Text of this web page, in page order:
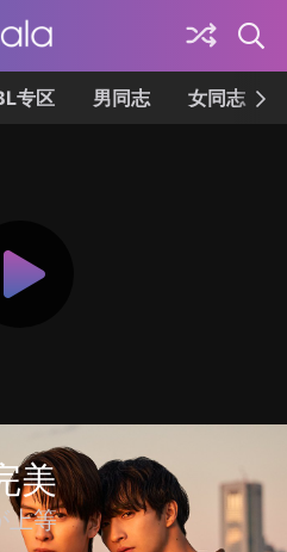
专区 男同志 女同志
美
上等